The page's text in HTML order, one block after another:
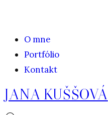
O mne
Portfólio
Kontakt
JANA KUŠŠOVÁ